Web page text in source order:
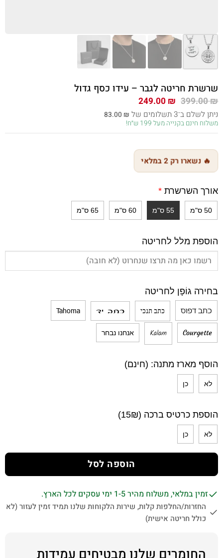
שרשרת חריטה לגבר – עידו כסף גדול
399.00₪ המחיר
המקורי
היה:
399.00 ₪.
249.00₪ המחיר
הנוכחי
הוא:
249.00 ₪.
ניתן לשלם ב־3 תשלומים של 83.00₪
משלוח חינם בקנייה מעל 199 ש״ח!
🔥 נשארו רק 2 במלאי
אורך השרשרת*
50 ס"מ 55 ס"מ 60 ס"מ 65 ס"מ
הוספת מלל לחריטה
בחירה גוֹפָן לחריטה
כתב דפוס כתב תנכי כתב יד Tahoma
Courgette
Kalam אנחנו נבחר
הוסף מארז מתנה: (חינם)
לא כן
הוספת כרטיס ברכה (15₪)
לא כן
הוספה לסל
זמין במלאי, משלוח מהיר 1-5 ימי עסקים לכל הארץ.
החזרות/החלפות קלות, שירות הלקוחות שלנו תמיד זמין לעזור (לא
כולל חריטה אישית)